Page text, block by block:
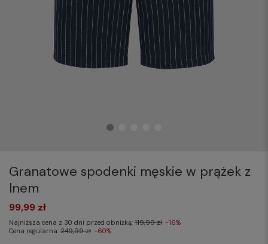
Granatowe spodenki męskie w prążek z
lnem
99,99 zł
Najniższa cena z 30 dni przed obniżką: 119,99 zł -16%
Cena regularna: 249,99 zł -60%